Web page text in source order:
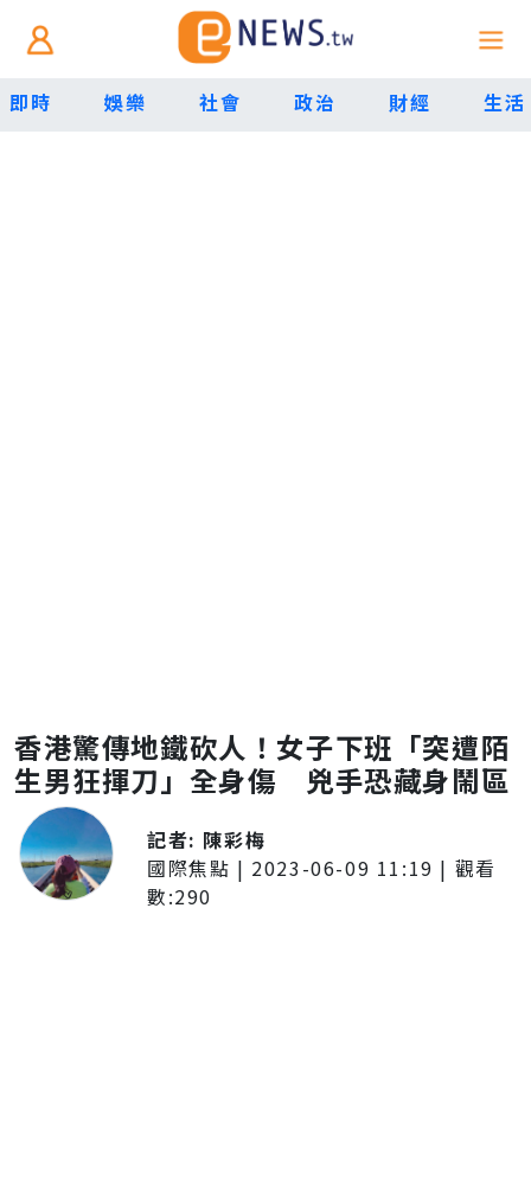
即時 娛樂 社會 政治 財經 生活
香港驚傳地鐵砍人！女子下班「突遭陌
生男狂揮刀」全身傷 兇手恐藏身鬧區
記者: 陳彩梅
國際焦點 | 2023-06-09 11:19 | 觀看
數:290